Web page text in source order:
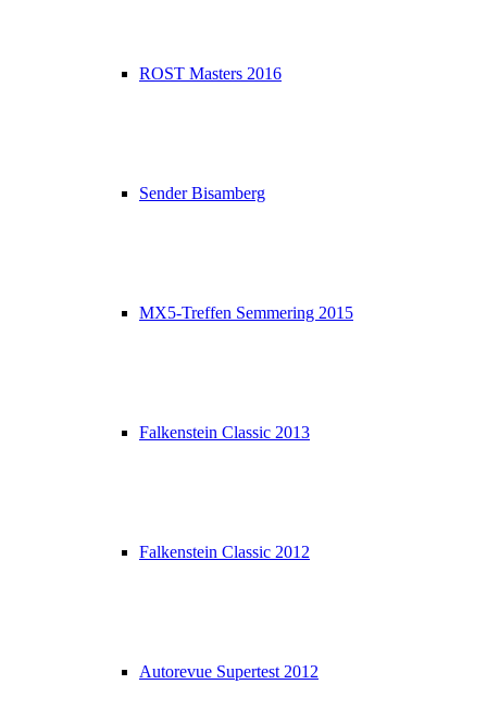
ROST Masters 2016
Sender Bisamberg
MX5-Treffen Semmering 2015
Falkenstein Classic 2013
Falkenstein Classic 2012
Autorevue Supertest 2012